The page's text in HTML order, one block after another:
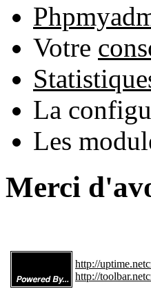
Votre
La
Les
Merci
http://
http://